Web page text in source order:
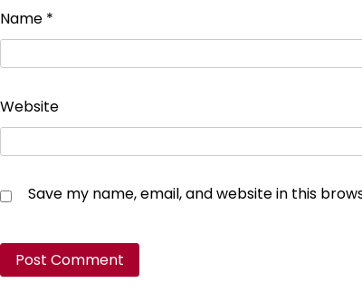
Name *
Website
Save my name, email, and website in this